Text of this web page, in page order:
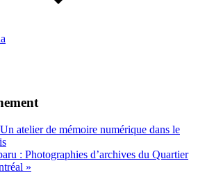
atelier de mémoire numérique dans le
: Photographies d’archives du Quartier
»